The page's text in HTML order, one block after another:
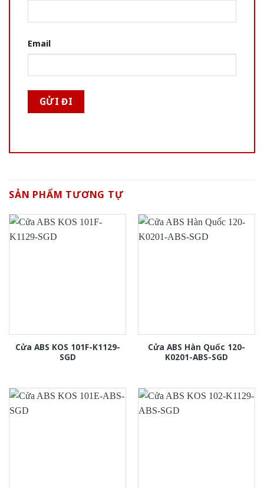
Email
SẢN PHẨM TƯƠNG TỰ
Cửa ABS KOS 101F-K1129-
SGD
Cửa ABS Hàn Quốc 120-
K0201-ABS-SGD